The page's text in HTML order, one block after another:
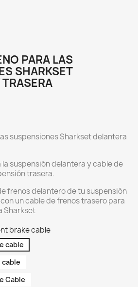
PARA LAS
SHARKSET
suspensiones Sharkset delantera
suspensión delantera y cable de
trasera.
frenos delantero de tu suspensión
un cable de frenos trasero para
Sharkset
brake cable
cable
cable
Cable